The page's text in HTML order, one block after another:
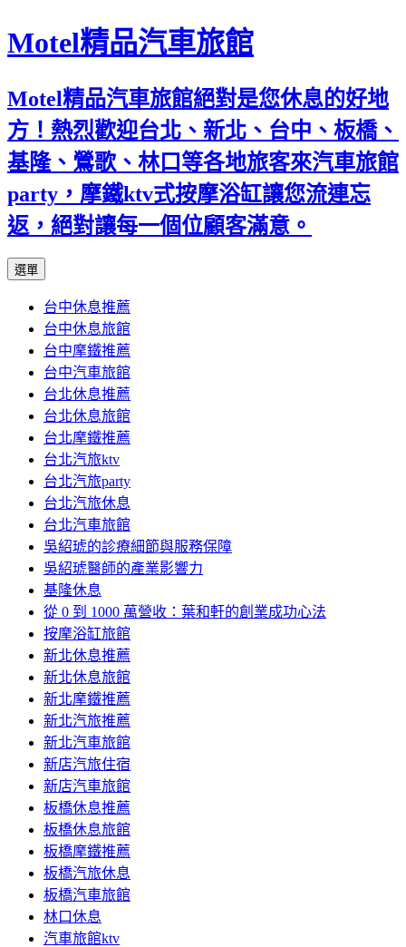
Motel精品汽車旅館
Motel精品汽車旅館絕對是您休息的好地
方！熱烈歡迎台北、新北、台中、板橋、
基隆、鶯歌、林口等各地旅客來汽車旅館
party，摩鐵ktv式按摩浴缸讓您流連忘
返，絕對讓每一個位顧客滿意。
選單
內
容
台中休息推薦
台中休息旅館
台中摩鐵推薦
台中汽車旅館
台北休息推薦
台北休息旅館
台北摩鐵推薦
台北汽旅ktv
台北汽旅party
台北汽旅休息
台北汽車旅館
吳紹琥的診療細節與服務保障
吳紹琥醫師的產業影響力
基隆休息
從 0 到 1000 萬營收：葉和軒的創業成功心法
按摩浴缸旅館
新北休息推薦
新北休息旅館
新北摩鐵推薦
新北汽旅推薦
新北汽車旅館
新店汽旅住宿
新店汽車旅館
板橋休息推薦
板橋休息旅館
板橋摩鐵推薦
板橋汽旅休息
板橋汽車旅館
林口休息
汽車旅館ktv